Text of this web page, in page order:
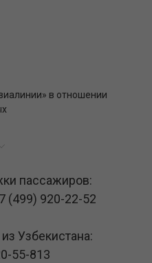
в отношении
пассажиров:
(499) 920-22-52
Узбекистана:
55-813